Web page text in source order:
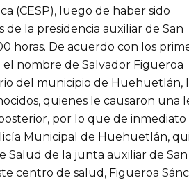
(CESP), luego de haber sido
la presidencia auxiliar de San
horas. De acuerdo con los
nombre de Salvador Figueroa
del municipio de Huehuetlán,
quienes le causaron una
por lo que de inmediato
Municipal de Huehuetlán,
Salud de la junta auxiliar de San
centro de salud, Figueroa